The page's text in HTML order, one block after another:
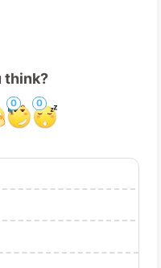
think?
0 0